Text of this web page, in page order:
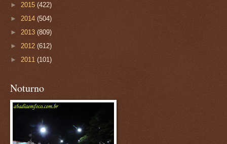
► 2015 (422)
► 2014 (504)
► 2013 (809)
► 2012 (612)
► 2011 (101)
Noturno